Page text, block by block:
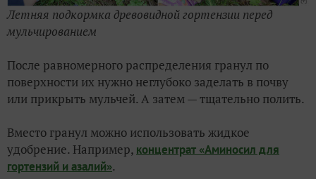
Летняя подкормка древовидной гортензии перед
мульчированием
После равномерного распределения гранул по
поверхности их нужно неглубоко заделать в почву
или прикрыть мульчей. А затем — тщательно полить.
Вместо гранул можно использовать жидкое
удобрение. Например, концентрат «Аминосил для
гортензий и азалий».